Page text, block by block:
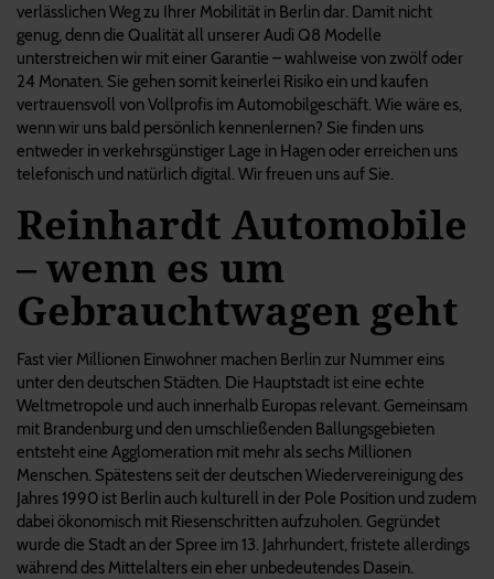
verlässlichen Weg zu Ihrer Mobilität in Berlin dar. Damit nicht
genug, denn die Qualität all unserer Audi Q8 Modelle
unterstreichen wir mit einer Garantie – wahlweise von zwölf oder
24 Monaten. Sie gehen somit keinerlei Risiko ein und kaufen
vertrauensvoll von Vollprofis im Automobilgeschäft. Wie wäre es,
wenn wir uns bald persönlich kennenlernen? Sie finden uns
entweder in verkehrsgünstiger Lage in Hagen oder erreichen uns
telefonisch und natürlich digital. Wir freuen uns auf Sie.
Reinhardt Automobile
– wenn es um
Gebrauchtwagen geht
Fast vier Millionen Einwohner machen Berlin zur Nummer eins
unter den deutschen Städten. Die Hauptstadt ist eine echte
Weltmetropole und auch innerhalb Europas relevant. Gemeinsam
mit Brandenburg und den umschließenden Ballungsgebieten
entsteht eine Agglomeration mit mehr als sechs Millionen
Menschen. Spätestens seit der deutschen Wiedervereinigung des
Jahres 1990 ist Berlin auch kulturell in der Pole Position und zudem
dabei ökonomisch mit Riesenschritten aufzuholen. Gegründet
wurde die Stadt an der Spree im 13. Jahrhundert, fristete allerdings
während des Mittelalters ein eher unbedeutendes Dasein.